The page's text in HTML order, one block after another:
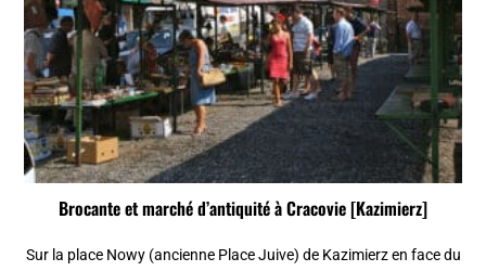
Brocante et marché d’antiquité à Cracovie [Kazimierz]
Sur la place Nowy (ancienne Place Juive) de Kazimierz en face du